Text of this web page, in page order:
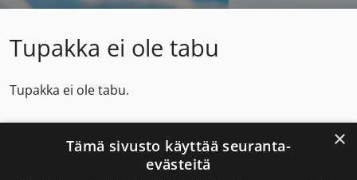
Tupakka ei ole tabu
Tupakka ei ole tabu.
Ota se puheeksi. ×
Tämä sivusto käyttää seuranta-
evästeitä